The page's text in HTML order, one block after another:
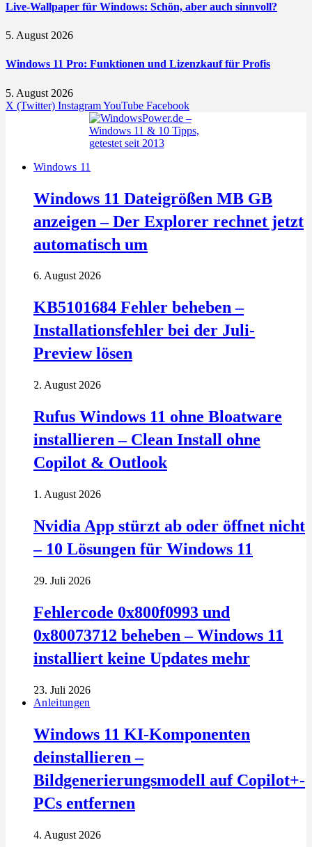
Live-Wallpaper für Windows: Schön, aber auch sinnvoll?
5. August 2026
Windows 11 Pro: Funktionen und Lizenzkauf für Profis
5. August 2026
X (Twitter) InstagramYouTube Facebook
Windows 11
Windows 11 Dateigrößen MB GB
anzeigen – Der Explorer rechnet jetzt
automatisch um
6. August 2026
KB5101684 Fehler beheben –
Installationsfehler bei der Juli-
Preview lösen
2. August 2026
Rufus Windows 11 ohne Bloatware
installieren – Clean Install ohne
Copilot & Outlook
1. August 2026
Nvidia App stürzt ab oder öffnet nicht
– 10 Lösungen für Windows 11
29. Juli 2026
Fehlercode 0x800f0993 und
0x80073712 beheben – Windows 11
installiert keine Updates mehr
23. Juli 2026
Anleitungen
Windows 11 KI-Komponenten
deinstallieren –
Bildgenerierungsmodell auf Copilot+-
PCs entfernen
4. August 2026